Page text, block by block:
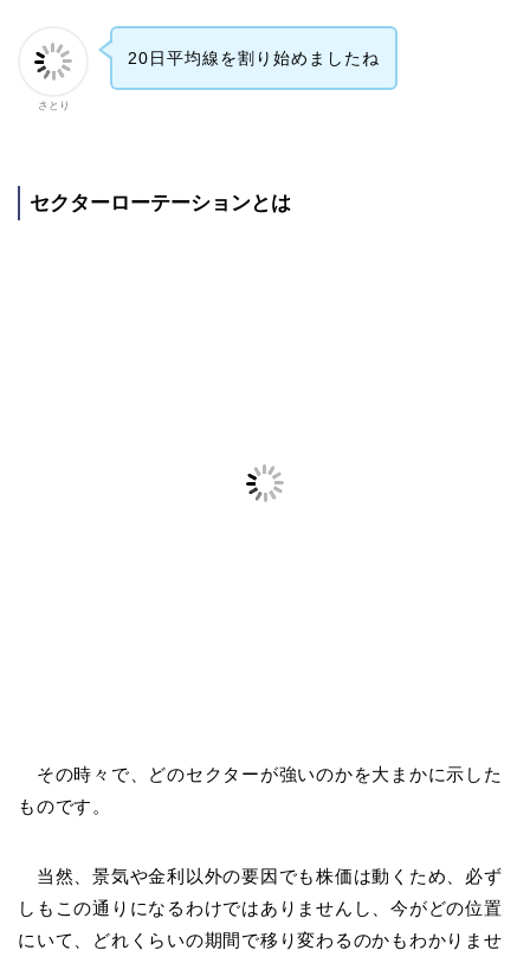
さとり
20日平均線を割り始めましたね
セクターローテーションとは
その時々で、どのセクターが強いのかを大まかに示した
ものです。
当然、景気や金利以外の要因でも株価は動くため、必ず
しもこの通りになるわけではありませんし、今がどの位置
にいて、どれくらいの期間で移り変わるのかもわかりませ